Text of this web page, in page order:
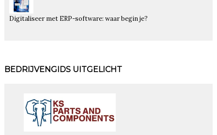
Digitaliseer met ERP-software: waar begin je?
BEDRIJVENGIDS UITGELICHT